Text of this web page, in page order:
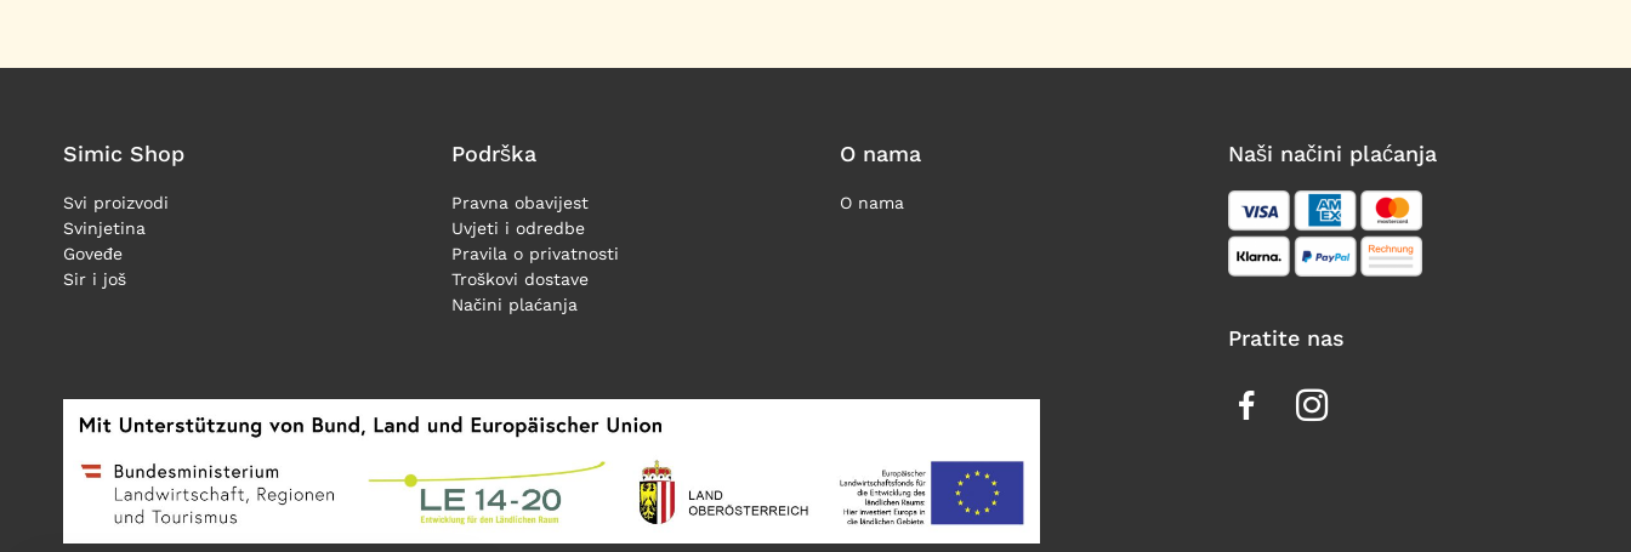
Simic Shop
Svi proizvodi
Svinjetina
Goveđe
Sir i još
Podrška
Pravna obavijest
Uvjeti i odredbe
Pravila o privatnosti
Troškovi dostave
Načini plaćanja
O nama
O nama
Naši načini plaćanja
Pratite nas